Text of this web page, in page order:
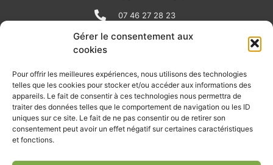
Gérer le consentement aux
cookies
Pour offrir les meilleures expériences, nous utilisons des technologies
telles que les cookies pour stocker et/ou accéder aux informations des
appareils. Le fait de consentir à ces technologies nous permettra de
traiter des données telles que le comportement de navigation ou les ID
uniques sur ce site. Le fait de ne pas consentir ou de retirer son
consentement peut avoir un effet négatif sur certaines caractéristiques
et fonctions.
07 46 27 28 23
N
e
w
s
p
i
n
k
e
o
u
t
u
RECEVOIR L'ACTU DE LA FILIÈRE
Retrouvez tous les mois les articles terrain de nos adhérents, les
rendez-vous importants de la filière, nos offres de stages et